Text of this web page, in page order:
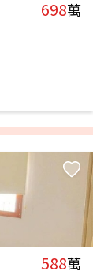
698萬
588萬